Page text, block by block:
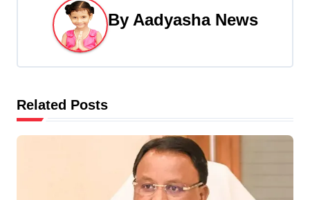
v
i
g
By Aadyasha News
Related Posts